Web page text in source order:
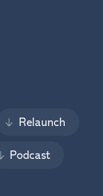
Relaunch
Podcast